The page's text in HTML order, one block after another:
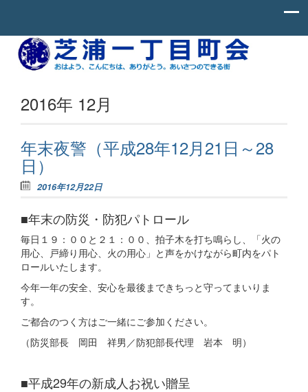
Skip to content
芝
一
丁
町
会
お
は
よ
こ
ん
わ、
あ
り
が
と
い
さ
つ
の
で
き
る
街。
2016年 12月
年末夜警（平成28年12月21日～28
日）
2016年12月22日
■年末の防災・防犯パトロール
毎日１９：００と２１：００、拍子木を打ち鳴らし、「火の
用心、戸締り用心、火の用心」と声をかけながら町内をパト
ロールいたします。
今年一年の安全、安心を最後まできちっと守ってまいりま
す。
ご都合のつく方はご一緒にご参加ください。
（防災部長 岡田 祥男／防犯部長代理 岩本 明）
■平成29年の新成人お祝い贈呈